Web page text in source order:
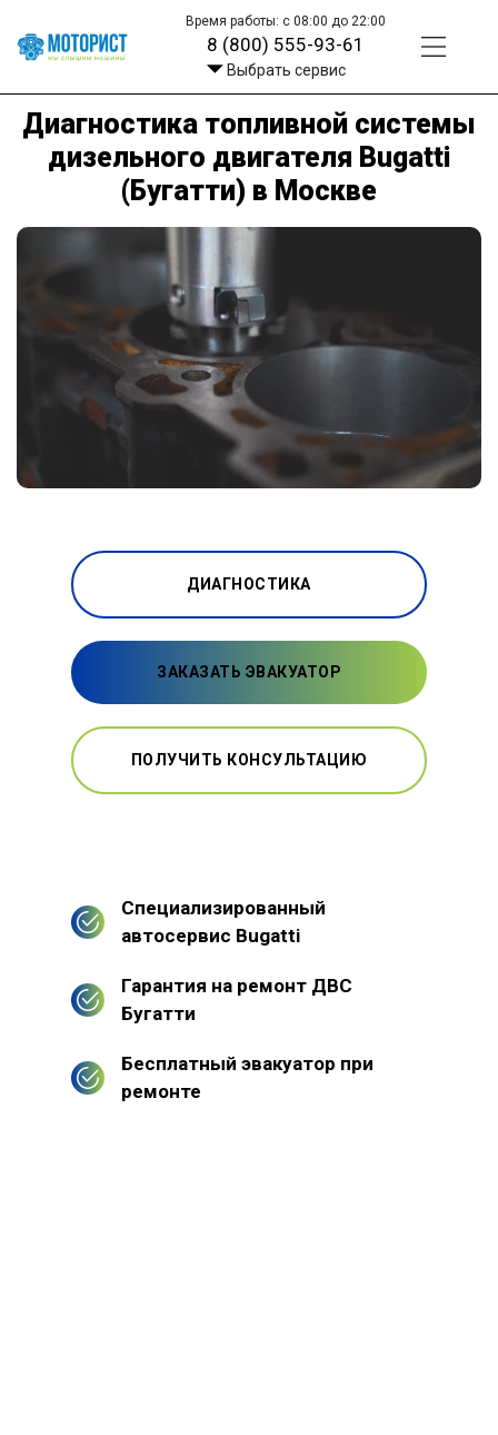
Время работы: с 08:00 до 22:00
8 (800) 555-93-61
Выбрать сервис
Диагностика топливной системы
дизельного двигателя Bugatti
(Бугатти) в Москве
ДИАГНОСТИКА
ЗАКАЗАТЬ ЭВАКУАТОР
ПОЛУЧИТЬ КОНСУЛЬТАЦИЮ
Специализированный
автосервис Bugatti
Гарантия на ремонт ДВС
Бугатти
Бесплатный эвакуатор при
ремонте